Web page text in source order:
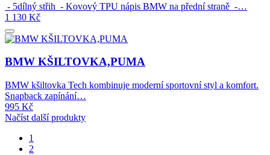
- 5dílný střih - Kovový TPU nápis BMW na přední straně -…
1 130 Kč
BMW KŠILTOVKA,PUMA
BMW kšiltovka Tech kombinuje moderní sportovní styl a komfort.
Snapback zapínání…
995 Kč
Načíst další produkty
1
2